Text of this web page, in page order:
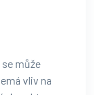
může
vliv na